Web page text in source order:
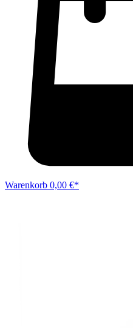
Warenkorb 0,00 €*